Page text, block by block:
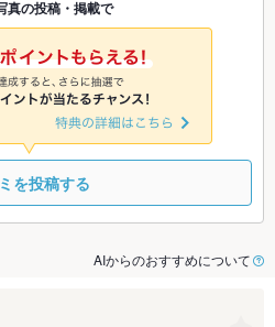
◎ ◎
9/8
◎
9/9
◎
9/10
真の投稿・掲載で
を投稿する
AIからのおすすめについて